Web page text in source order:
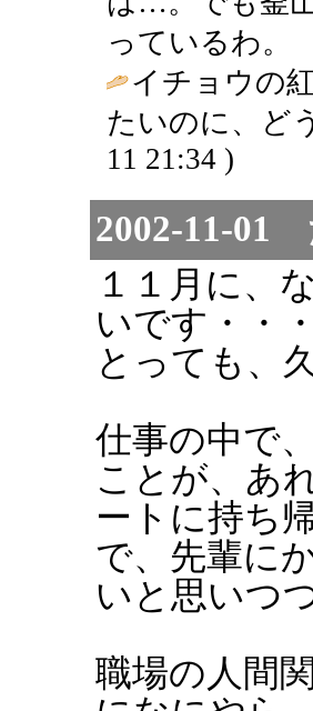
っているわ
イチョウの
たいのに、ど
11 21:34 )
2002-11-
１１月に、
いです・・・
とっても、
仕事の中で
ことが、あ
ートに持ち
で、先輩に
いと思いつ
職場の人間